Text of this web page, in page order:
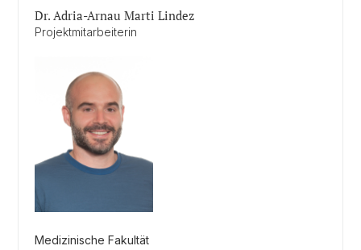
Dr. Adria-Arnau Marti Lindez
Projektmitarbeiterin
Medizinische Fakultät